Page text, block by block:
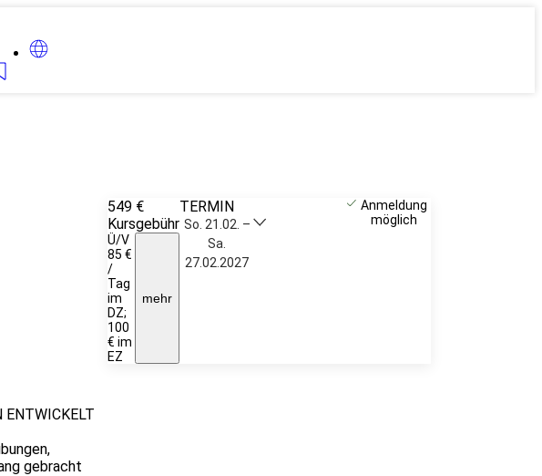
ENTWICKELT
gebracht
549 €
Kursgebühr
Ü/V
85 €
/
Tag
im
DZ;
100
€ im
EZ
mehr
TERMIN
So. 21.02. –
Sa.
27.02.2027
Anmeldung
möglich